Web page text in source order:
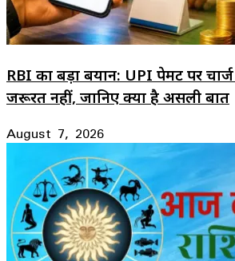
RBI का बड़ा बयान: UPI पेमेंट पर
जरूरत नहीं, जानिए क्या है असली बात
August 7, 2026